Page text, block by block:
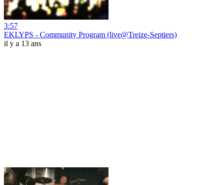
3:57
EKLYPS - Community Program (live@Treize-Septiers)
il y a 13 ans